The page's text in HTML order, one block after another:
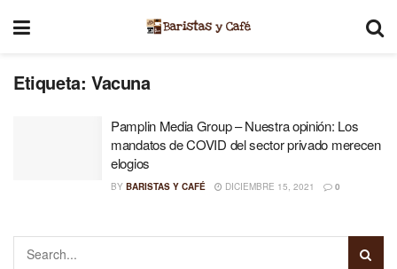
Etiqueta: Vacuna
Pamplin Media Group – Nuestra opinión: Los
mandatos de COVID del sector privado merecen
elogios
BY BARISTAS Y CAFÉ DICIEMBRE 15, 2021 0